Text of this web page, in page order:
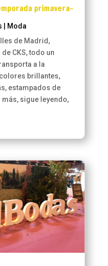
primavera-
Moda
de Madrid,
CKS, todo un
a la
brillantes,
estampados de
sigue leyendo,